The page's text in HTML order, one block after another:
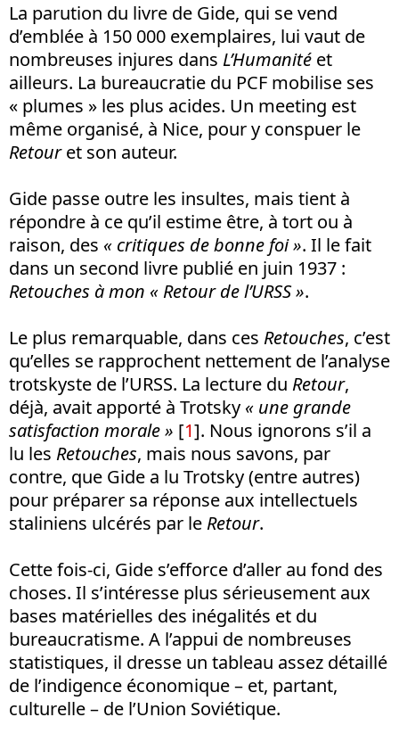
La parution du livre de Gide, qui se vend
d’emblée à 150 000 exemplaires, lui vaut de
nombreuses injures dans L’Humanité et
ailleurs. La bureaucratie du PCF mobilise ses
« plumes » les plus acides. Un meeting est
même organisé, à Nice, pour y conspuer le
Retouret son auteur.
Gide passe outre les insultes, mais tient à
répondre à ce qu’il estime être, à tort ou à
raison, des « critiques de bonne foi ». Il le fait
dans un second livre publié en juin 1937 :
Retouches à mon « Retour de l’URSS ».
Le plus remarquable, dans ces Retouches, c’est
qu’elles se rapprochent nettement de l’analyse
trotskyste de l’URSS. La lecture du Retour,
déjà, avait apporté à Trotsky « une grande
satisfaction morale » [1]. Nous ignorons s’il a
lu les Retouches, mais nous savons, par
contre, que Gide a lu Trotsky (entre autres)
pour préparer sa réponse aux intellectuels
staliniens ulcérés par le Retour.
Cette fois-ci, Gide s’efforce d’aller au fond des
choses. Il s’intéresse plus sérieusement aux
bases matérielles des inégalités et du
bureaucratisme. A l’appui de nombreuses
statistiques, il dresse un tableau assez détaillé
de l’indigence économique – et, partant,
culturelle – de l’Union Soviétique.